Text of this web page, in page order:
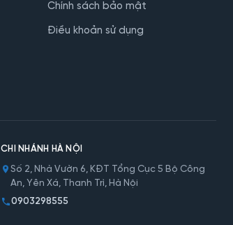
Chính sách bảo mật
Điều khoản sử dụng
CHI NHÁNH HÀ NỘI
Số 2, Nhà Vườn 6, KĐT Tổng Cục 5 Bộ Công
An, Yên Xá, Thanh Trì, Hà Nội
0903298555